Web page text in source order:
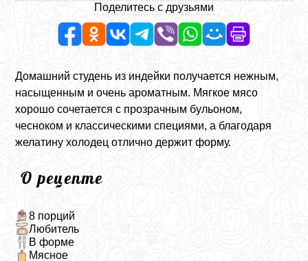
Поделитесь с друзьями
Домашний студень из индейки получается нежным,
насыщенным и очень ароматным. Мягкое мясо
хорошо сочетается с прозрачным бульоном,
чесноком и классическими специями, а благодаря
желатину холодец отлично держит форму.
О рецепте
8 порций
Любитель
В форме
Мясное